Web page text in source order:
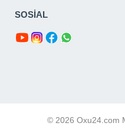
SOSİAL
© 2026 Oxu24.com